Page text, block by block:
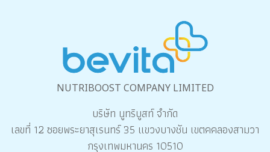
NUTRIBOOST COMPANY LIMITED
บริษัท นูทริบูสท์ จำกัด
เลขที่ 12 ซอยพระยาสุเรนทร์ 35 แขวงบางชัน เขตคคลองสามวา
กรุงเทพมหานคร 10510